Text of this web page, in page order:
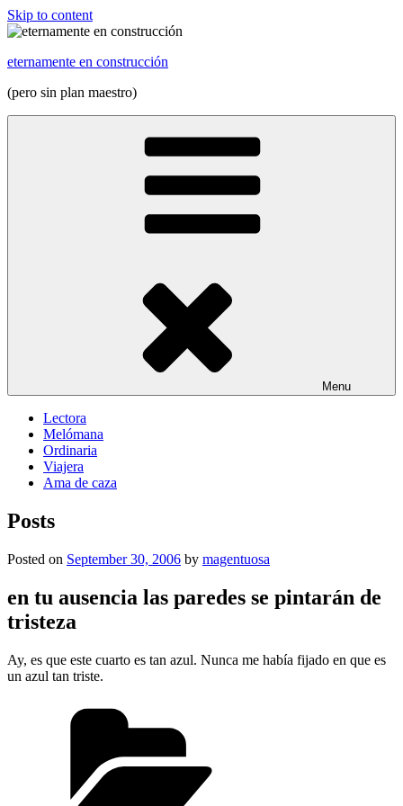
Skip to content
eternamente en construcción
(pero sin plan maestro)
Menu
Lectora
Melómana
Ordinaria
Viajera
Ama de caza
Posts
Posted on September 30, 2006 by magentuosa
en tu ausencia las paredes se pintarán de
tristeza
Ay, es que este cuarto es tan azul. Nunca me había fijado en que es
un azul tan triste.